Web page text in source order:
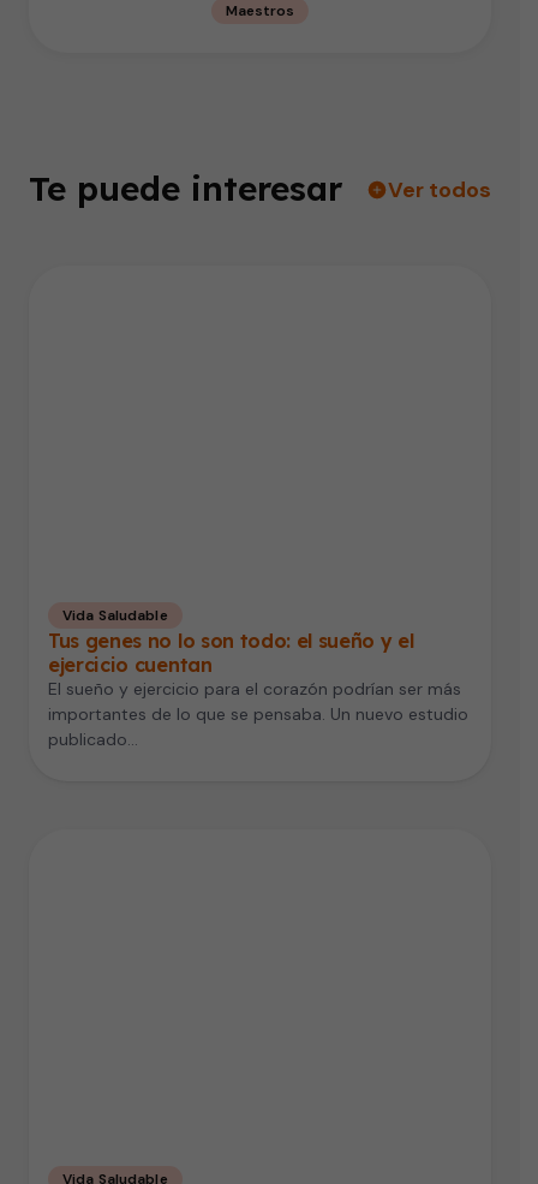
Maestros
Te puede interesar Ver todos
Vida Saludable
Tus genes no lo son todo: el sueño y el
ejercicio cuentan
El sueño y ejercicio para el corazón podrían ser más
importantes de lo que se pensaba. Un nuevo estudio
publicado…
Vida Saludable